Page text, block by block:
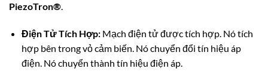
PiezoTron®.
Điện Tử Tích Hợp:Mạch điện tử được tích hợp. Nó tích
hợp bên trong vỏ cảm biến. Nó chuyển đổi tín hiệu áp
điện. Nó chuyển thành tín hiệu điện áp.